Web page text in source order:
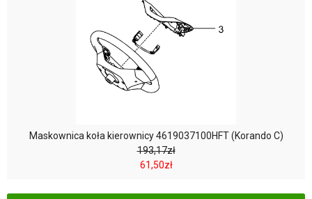
Maskownica koła kierownicy 4619037100HFT (Korando C)
193,17zł
61,50zł